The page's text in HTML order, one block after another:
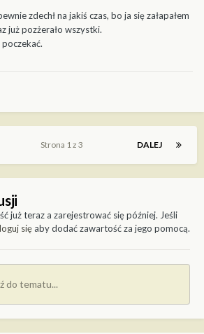
zdechł na jakiś czas, bo ja się załapałem
już pozżerało wszystki.
DALEJ
Strona 1 z 3
już teraz a zarejestrować się później. Jeśli
sięaby dodać zawartość za jego pomocą.
do tematu...